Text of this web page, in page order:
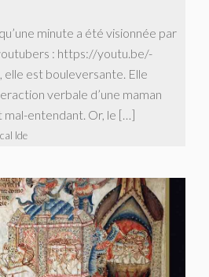
minute a été visionnée par
: https://youtu.be/-
elle est bouleversante. Elle
verbale d’une maman
mal-entendant. Or, le […]
Ide